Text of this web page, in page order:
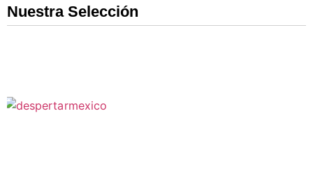
Nuestra Selección